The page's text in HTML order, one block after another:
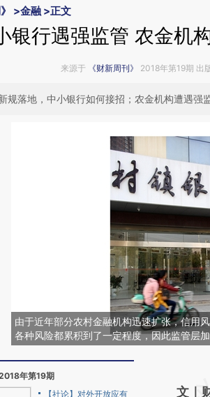
>金融 >正文
银行遇强监管 农金机
来源于 《财新周刊》 2018年第19期 出
规落地，中小银行如何接招；农金机构遭遇强
由于近年部分农村金融机构迅速扩张，信用
各种风险都累积到了一定程度，因此监管层
年第19期
【社论】对外开放应有
AI
文｜